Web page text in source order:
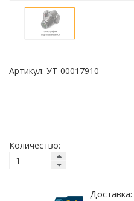
Артикул: УТ-00017910
Количество:
Доставка: